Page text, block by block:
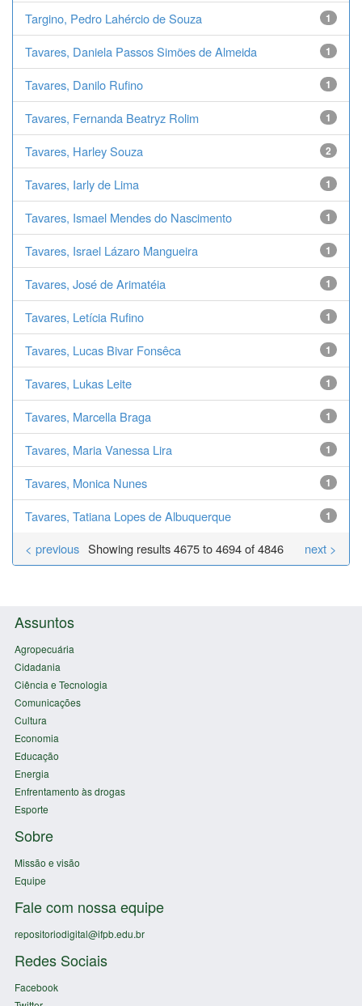
Targino, Pedro Lahércio de Souza 1
Tavares, Daniela Passos Simões de Almeida 1
Tavares, Danilo Rufino 1
Tavares, Fernanda Beatryz Rolim 1
Tavares, Harley Souza 2
Tavares, Iarly de Lima 1
Tavares, Ismael Mendes do Nascimento 1
Tavares, Israel Lázaro Mangueira 1
Tavares, José de Arimatéia 1
Tavares, Letícia Rufino 1
Tavares, Lucas Bivar Fonsêca 1
Tavares, Lukas Leite 1
Tavares, Marcella Braga 1
Tavares, Maria Vanessa Lira 1
Tavares, Monica Nunes 1
Tavares, Tatiana Lopes de Albuquerque 1
Showing results 4675 to 4694 of 4846
< previous next >
Assuntos
Agropecuária
Cidadania
Ciência e Tecnologia
Comunicações
Cultura
Economia
Educação
Energia
Enfrentamento às drogas
Esporte
Sobre
Missão e visão
Equipe
Fale com nossa equipe
repositoriodigital@ifpb.edu.br
Redes Sociais
Facebook